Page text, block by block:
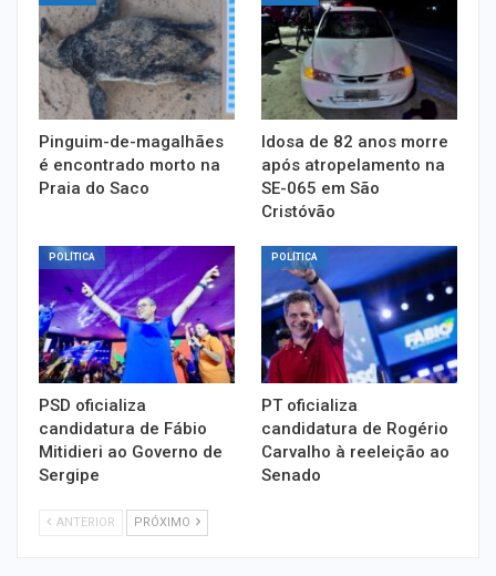
Pinguim-de-magalhães
é encontrado morto na
Praia do Saco
Idosa de 82 anos morre
após atropelamento na
SE-065 em São
Cristóvão
POLÍTICA
PSD oficializa
candidatura de Fábio
Mitidieri ao Governo de
Sergipe
POLÍTICA
PT oficializa
candidatura de Rogério
Carvalho à reeleição ao
Senado
ANTERIOR PRÓXIMO